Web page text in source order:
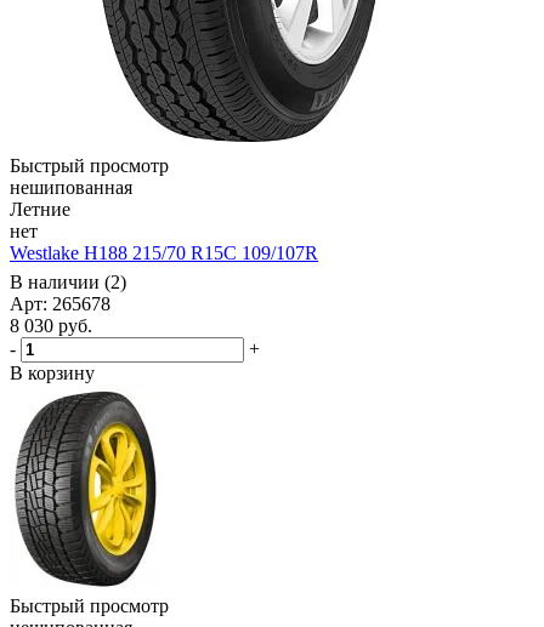
Быстрый просмотр
нешипованная
Летние
нет
Westlake H188 215/70 R15C 109/107R
В наличии (2)
Арт: 265678
8 030 руб.
-
+
В корзину
Быстрый просмотр